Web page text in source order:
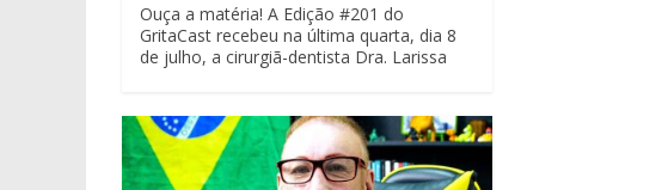
Ouça a matéria! A Edição #201 do
GritaCast recebeu na última quarta, dia 8
de julho, a cirurgiã-dentista Dra. Larissa